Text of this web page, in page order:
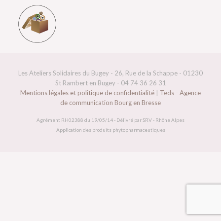
Les Ateliers Solidaires du Bugey - 26, Rue de la Schappe - 01230
St Rambert en Bugey - 04 74 36 26 31
Mentions légales et politique de confidentialité
Teds - Agence
de communication Bourg en Bresse
Agrément RH02388 du 19/05/14 - Délivré par SRV - Rhône Alpes
Application des produits phytopharmaceutiques